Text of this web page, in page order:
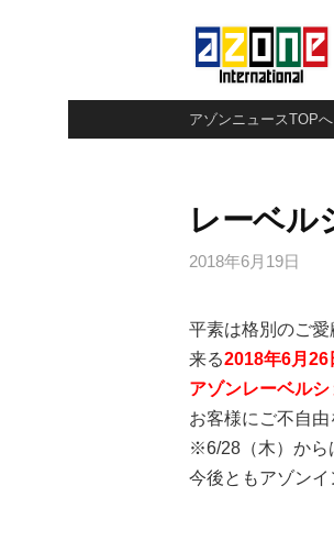
ン
アゾンニュースTOPへ
レーベ
2018年6月19日
平素は格別のご愛
来る2018年6月26
アゾンレーベル
お客様にご不自由
※6/28（木）から
今後ともアゾンイ